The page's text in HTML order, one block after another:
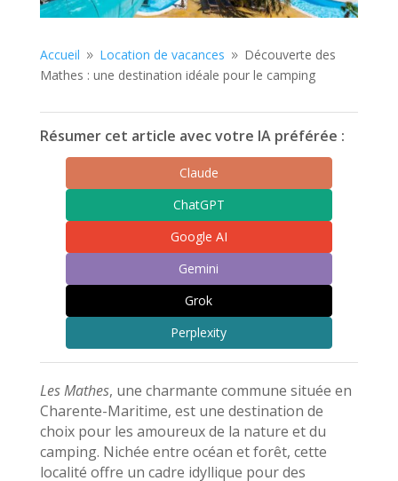
Accueil 9 Location de vacances 9 Découverte des
Mathes : une destination idéale pour le camping
Résumer cet article avec votre IA préférée :
Claude
ChatGPT
Google AI
Gemini
Grok
Perplexity
Les Mathes, une charmante commune située en
Charente-Maritime, est une destination de
choix pour les amoureux de la nature et du
camping. Nichée entre océan et forêt, cette
localité offre un cadre idyllique pour des